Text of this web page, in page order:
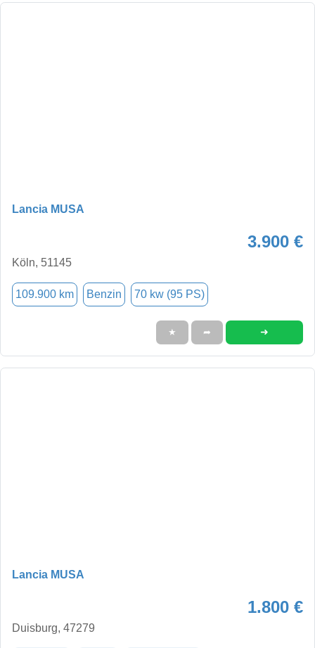
Lancia MUSA
3.900 €
Köln, 51145
109.900 km Benzin 70 kw (95 PS)
★ ➦ ➜
Lancia MUSA
1.800 €
Duisburg, 47279